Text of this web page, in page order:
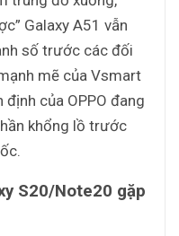
Galaxy A51 vẫn
số trước các đối
mẽ của Vsmart
của OPPO đang
khổng lồ trước
S20/Note20 gặp